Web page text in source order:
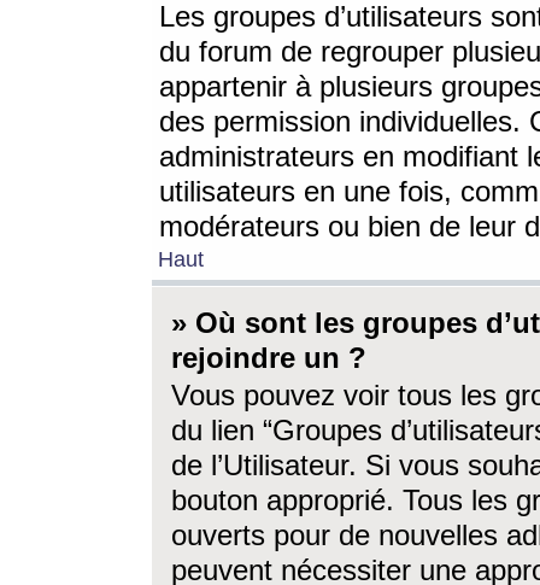
Les groupes d’utilisateurs
du forum de regrouper
appartenir à plusieurs
des permission individuelles.
administrateurs en modifiant
utilisateurs en une fois,
modérateurs ou bien de leur
Haut
» Où sont les groupes
rejoindre un ?
Vous pouvez voir tous les
du lien “Groupes
de l’Utilisateur. Si vous
bouton approprié. Tous les
ouverts pour de nouvelles
peuvent nécessiter une